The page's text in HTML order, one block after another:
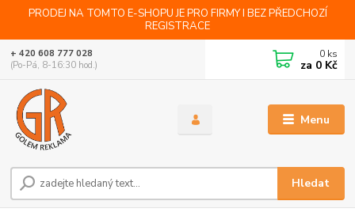
PRODEJ NA TOMTO E-SHOPU JE PRO FIRMY I BEZ PŘEDCHOZÍ
REGISTRACE
Menu
Hledat
+ 420 608 777 028
(Po-Pá, 8-16:30 hod.)
0 ks
za 0 Kč